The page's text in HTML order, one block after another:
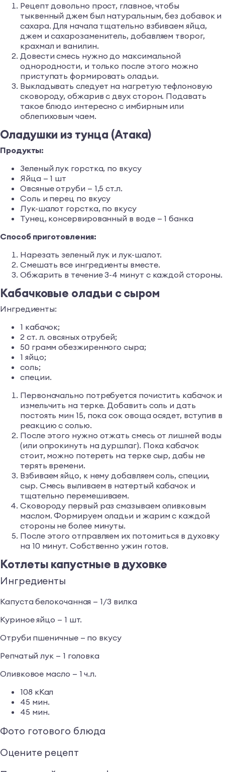
Рецепт довольно прост, главное, чтобы
тыквенный джем был натуральным, без добавок и
сахара. Для начала тщательно взбиваем яйца,
джем и сахарозаменитель, добавляем творог,
крахмал и ванилин.
Довести смесь нужно до максимальной
однородности, и только после этого можно
приступать формировать оладьи.
Выкладывать следует на нагретую тефлоновую
сковороду, обжарив с двух сторон. Подавать
такое блюдо интересно с имбирным или
облепиховым чаем.
Оладушки из тунца (Атака)
Продукты:
Зеленый лук горстка, по вкусу
Яйца — 1 шт
Овсяные отруби — 1,5 ст.л.
Соль и перец по вкусу
Лук-шалот горстка, по вкусу
Тунец, консервированный в воде — 1 банка
Способ приготовления:
Нарезать зеленый лук и лук-шалот.
Смешать все ингредиенты вместе.
Обжарить в течение 3-4 минут с каждой стороны.
Кабачковые оладьи с сыром
Ингредиенты:
1 кабачок;
2 ст. л. овсяных отрубей;
50 грамм обезжиренного сыра;
1 яйцо;
соль;
специи.
Первоначально потребуется почистить кабачок и
измельчить на терке. Добавить соль и дать
постоять мин 15, пока сок овоща осядет, вступив в
реакцию с солью.
После этого нужно отжать смесь от лишней воды
(или опрокинуть на дуршлаг). Пока кабачок
стоит, можно потереть на терке сыр, дабы не
терять времени.
Взбиваем яйцо, к нему добавляем соль, специи,
сыр. Смесь выливаем в натертый кабачок и
тщательно перемешиваем.
Сковороду первый раз смазываем оливковым
маслом. Формируем оладьи и жарим с каждой
стороны не более минуты.
После этого отправляем их потомиться в духовку
на 10 минут. Собственно ужин готов.
Котлеты капустные в духовке
Ингредиенты
Капуста белокочанная — 1/3 вилка
Куриное яйцо — 1 шт.
Отруби пшеничные — по вкусу
Репчатый лук — 1 головка
Оливковое масло — 1 ч.л.
108 кКал
45 мин.
45 мин.
Фото готового блюда
Оцените рецепт